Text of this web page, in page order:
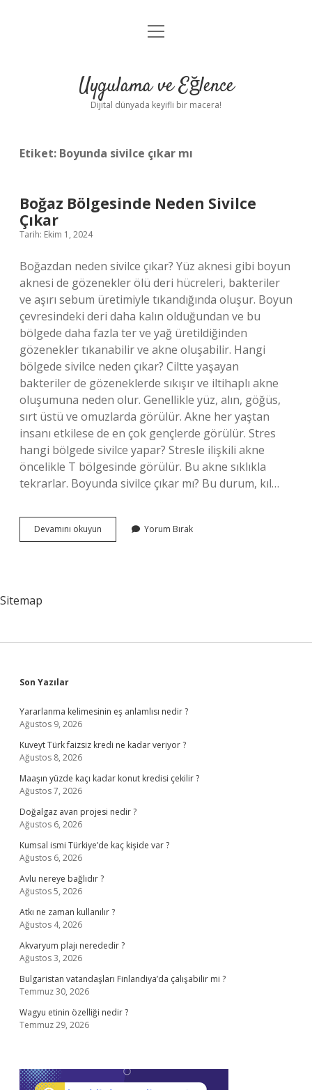
Anasayfa
Yasal Uyarı
menüyü
Uygulama ve Eğlence
Dijital dünyada keyifli bir macera!
Etiket: Boyunda sivilce çıkar mı
Boğaz Bölgesinde Neden Sivilce
Çıkar
Tarih: Ekim 1, 2024
Boğazdan neden sivilce çıkar? Yüz aknesi gibi boyun
aknesi de gözenekler ölü deri hücreleri, bakteriler
ve aşırı sebum üretimiyle tıkandığında oluşur. Boyun
çevresindeki deri daha kalın olduğundan ve bu
bölgede daha fazla ter ve yağ üretildiğinden
gözenekler tıkanabilir ve akne oluşabilir. Hangi
bölgede sivilce neden çıkar? Ciltte yaşayan
bakteriler de gözeneklerde sıkışır ve iltihaplı akne
oluşumuna neden olur. Genellikle yüz, alın, göğüs,
sırt üstü ve omuzlarda görülür. Akne her yaştan
insanı etkilese de en çok gençlerde görülür. Stres
hangi bölgede sivilce yapar? Stresle ilişkili akne
öncelikle T bölgesinde görülür. Bu akne sıklıkla
tekrarlar. Boyunda sivilce çıkar mı? Bu durum, kıl…
Devamını okuyun
Bölgesinde
Yorum Bırak
Sitemap
Sidebar
Son Yazılar
Yararlanma kelimesinin eş anlamlısı nedir ?
Ağustos 9, 2026
Kuveyt Türk faizsiz kredi ne kadar veriyor ?
Ağustos 8, 2026
Maaşın yüzde kaçı kadar konut kredisi çekilir ?
Ağustos 7, 2026
Doğalgaz avan projesi nedir ?
Ağustos 6, 2026
Kumsal ismi Türkiye’de kaç kişide var ?
Ağustos 6, 2026
Avlu nereye bağlıdır ?
Ağustos 5, 2026
Atkı ne zaman kullanılır ?
Ağustos 4, 2026
Akvaryum plajı nerededir ?
Ağustos 3, 2026
Bulgaristan vatandaşları Finlandiya’da çalışabilir mi ?
Temmuz 30, 2026
Wagyu etinin özelliği nedir ?
Temmuz 29, 2026